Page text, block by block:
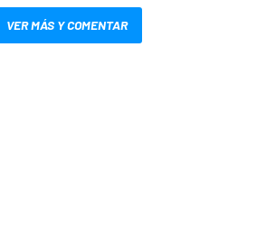
VER MÁS Y COMENTAR